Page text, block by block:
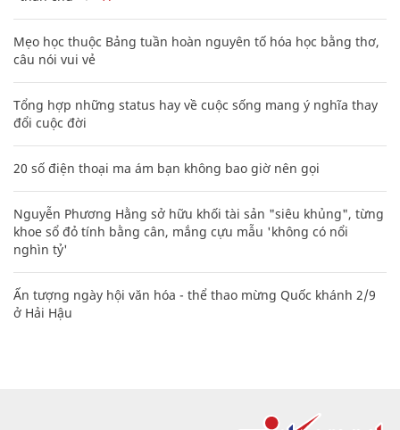
Mẹo học thuộc Bảng tuần hoàn nguyên tố hóa học bằng thơ,
câu nói vui vẻ
Tổng hợp những status hay về cuộc sống mang ý nghĩa thay
đổi cuộc đời
20 số điện thoại ma ám bạn không bao giờ nên gọi
Nguyễn Phương Hằng sở hữu khối tài sản "siêu khủng", từng
khoe sổ đỏ tính bằng cân, mắng cựu mẫu 'không có nổi
nghìn tỷ'
Ấn tượng ngày hội văn hóa - thể thao mừng Quốc khánh 2/9
ở Hải Hậu